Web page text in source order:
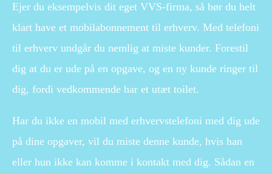
Ejer du eksempelvis dit eget VVS-firma, så bør du helt
klart have et mobilabonnement til erhverv. Med telefoni
til erhverv undgår du nemlig at miste kunder. Forestil
dig at du er ude på en opgave, og en ny kunde ringer til
dig, fordi vedkommende har et utæt toilet.
Har du ikke en mobil med erhvervstelefoni med dig ude
på dine opgaver, vil du miste denne kunde, hvis han
eller hun ikke kan komme i kontakt med dig. Sådan en